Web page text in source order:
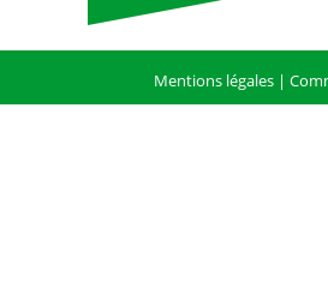
Mentions légales |